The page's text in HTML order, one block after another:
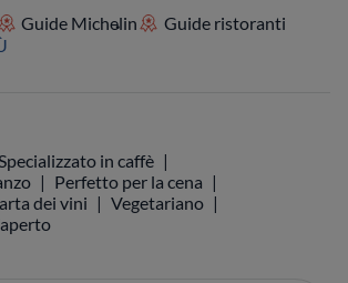
Guide Michelin
Guide ristoranti
in caffè
Perfetto per la cena
dei vini
Vegetariano